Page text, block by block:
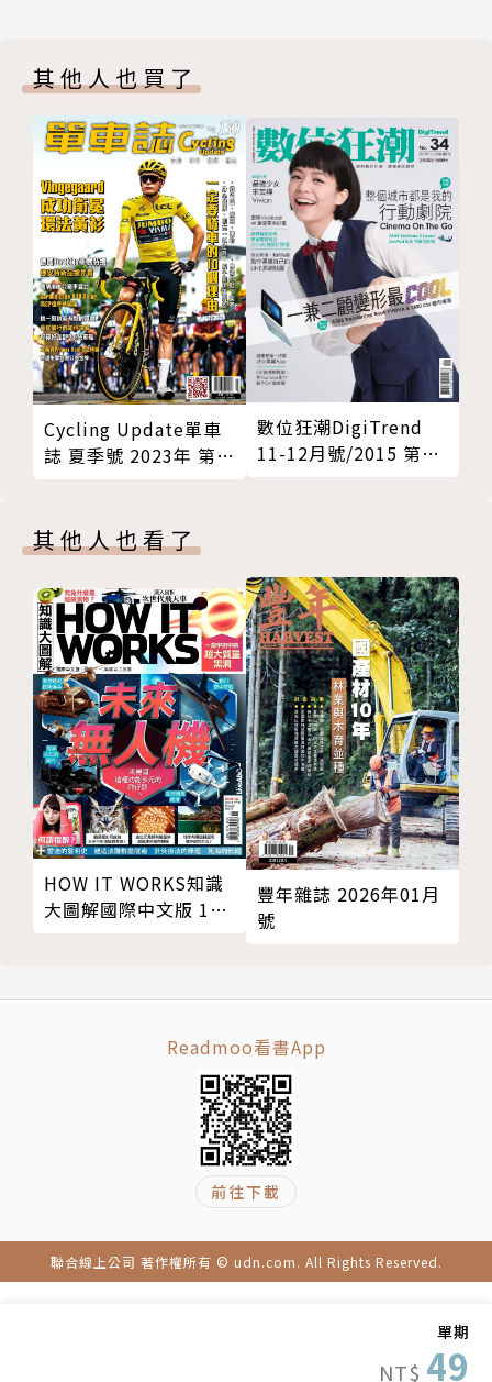
單期
NT$ 49
街頭直擊 華碩產品使用心得分享
Event News
其他人也買了
Cycling Update單車
誌 夏季號 2023年 第
數位狂潮DigiTrend
11-12月號/2015 第34
其他人也看了
HOW IT WORKS知識
大圖解國際中文版 11
豐年雜誌 2026年01月
號
Readmoo看書App
前往下載
聯合線上公司 著作權所有 © udn.com. All Rights Reserved.